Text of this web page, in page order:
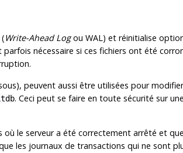
Write-Ahead Logou WAL) et réinitialise
nécessaire si ces fichiers ont été
peuvent aussi être utilisées pour
. Ceci peut se faire en toute sécurité sur
le serveur a été correctement arrêté et
les journaux de transactions qui ne sont